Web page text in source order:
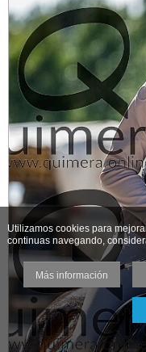
Utilizamos cookies para
continuas navegando,
Más información